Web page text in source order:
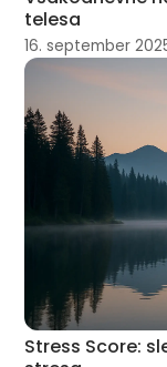
telesa
16. september
Stress Score: